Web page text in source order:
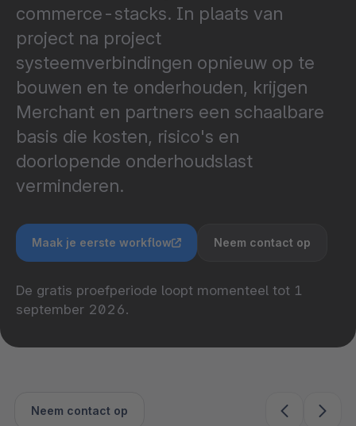
commerce-stacks. In plaats van
project na project
systeemverbindingen opnieuw op te
bouwen en te onderhouden, krijgen
Merchant en partners een schaalbare
basis die kosten, risico's en
doorlopende onderhoudslast
verminderen.
Maak je eerste workflow Neem contact op
De gratis proefperiode loopt momenteel tot 1
september 2026.
Neem contact op